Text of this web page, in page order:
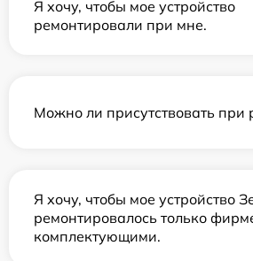
Я хочу, чтобы мое устройство
ремонтировали при мне.
Можно ли присутствовать при
Я хочу, чтобы мое устройство
ремонтировалось только
комплектующими.